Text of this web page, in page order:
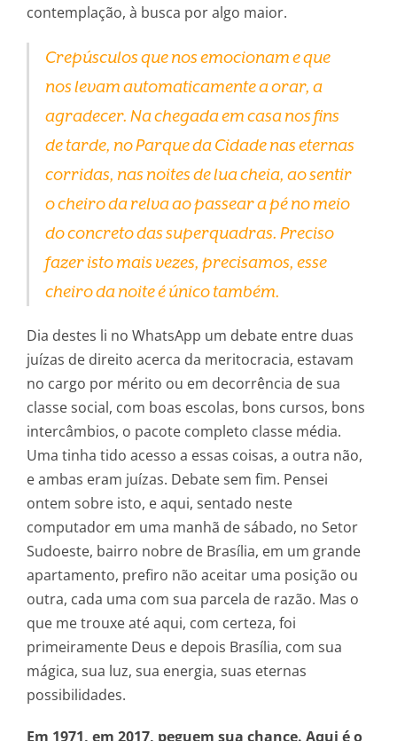
contemplação, à busca por algo maior.
Crepúsculos que nos emocionam e que
nos levam automaticamente a orar, a
agradecer. Na chegada em casa nos fins
de tarde, no Parque da Cidade nas eternas
corridas, nas noites de lua cheia, ao sentir
o cheiro da relva ao passear a pé no meio
do concreto das superquadras. Preciso
fazer isto mais vezes, precisamos, esse
cheiro da noite é único também.
Dia destes li no WhatsApp um debate entre duas
juízas de direito acerca da meritocracia, estavam
no cargo por mérito ou em decorrência de sua
classe social, com boas escolas, bons cursos, bons
intercâmbios, o pacote completo classe média.
Uma tinha tido acesso a essas coisas, a outra não,
e ambas eram juízas. Debate sem fim. Pensei
ontem sobre isto, e aqui, sentado neste
computador em uma manhã de sábado, no Setor
Sudoeste, bairro nobre de Brasília, em um grande
apartamento, prefiro não aceitar uma posição ou
outra, cada uma com sua parcela de razão. Mas o
que me trouxe até aqui, com certeza, foi
primeiramente Deus e depois Brasília, com sua
mágica, sua luz, sua energia, suas eternas
possibilidades.
Em 1971, em 2017, peguem sua chance. Aqui é o